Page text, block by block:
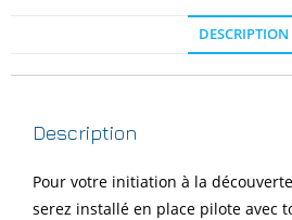
DESCRIPTION
Description
Pour votre initiation à la
serez installé en place pilote avec